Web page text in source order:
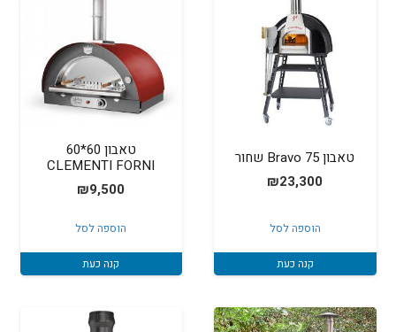
טאבון Bravo 75 שחור
₪23,300
הוספה לסל
קנה כעת
טאבון 60*60
CLEMENTI FORNI
₪9,500
הוספה לסל
קנה כעת